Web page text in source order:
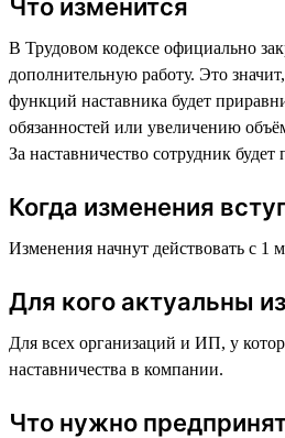
Что изменится
В Трудовом кодексе официально
дополнительную работу. Это
функций наставника будет
обязанностей или увеличению
За наставничество сотрудник будет
Когда изменения
Изменения начнут действовать с 1
Для кого актуальны
Для всех организаций и ИП, у
наставничества в компании.
Что нужно